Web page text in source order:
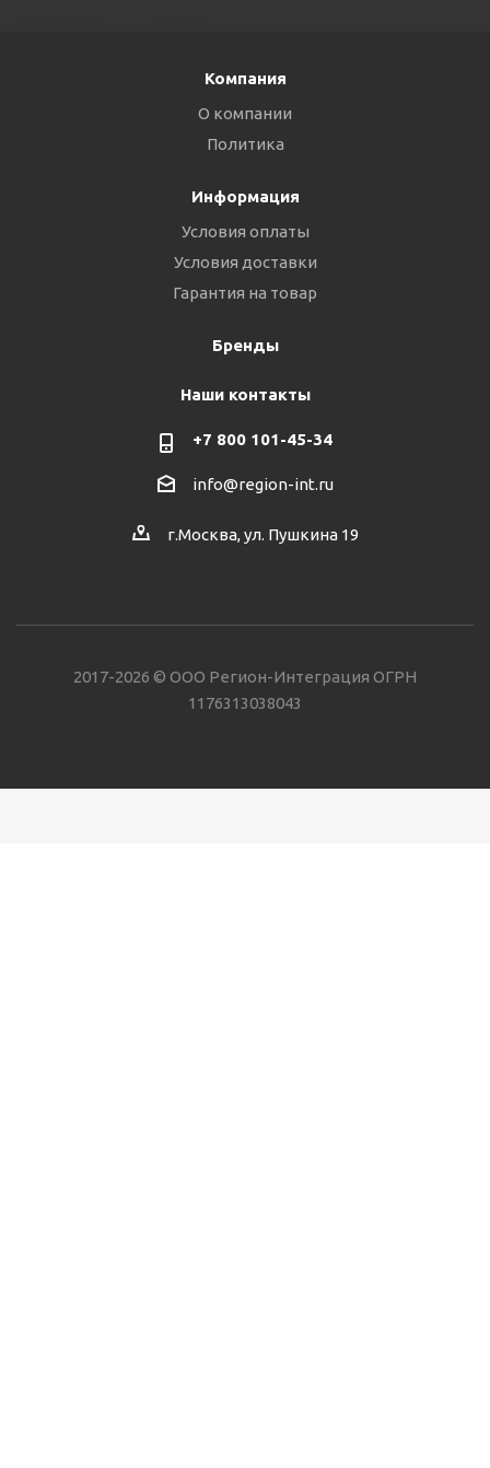
Компания
О компании
Политика
Информация
Условия оплаты
Условия доставки
Гарантия на товар
Бренды
Наши контакты
+7 800 101-45-34
info@region-int.ru
г.Москва, ул. Пушкина 19
2017-2026 © ООО Регион-Интеграция ОГРН
1176313038043